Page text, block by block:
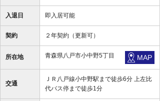
入退日 即入居可能
契約 ２年契約（更新可）
所在地 青森県八戸市小中野5丁目 MAP
交通
ＪＲ八戸線小中野駅まで徒歩6分 上左比
代バス停まで徒歩1分